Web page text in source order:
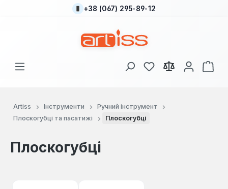
Перейти до основного вмісту
+38 (067) 295-89-12
У вас є 0 у списку
Artiss Інструменти
Ручний інструмент
Плоскогубці та пасатижі
Плоскогубці
Плоскогубці